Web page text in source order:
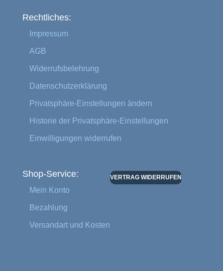
Rechtliches:
Impressum
AGB
Widerrufsbelehrung
Datenschutzerklärung
Privatsphäre-Einstellungen ändern
Historie der Privatsphäre-Einstellungen
Einwilligungen widerrufen
Shop-Service:
Mein Konto
Bezahlung
Versandart und Kosten
VERTRAG WIDERRUFEN